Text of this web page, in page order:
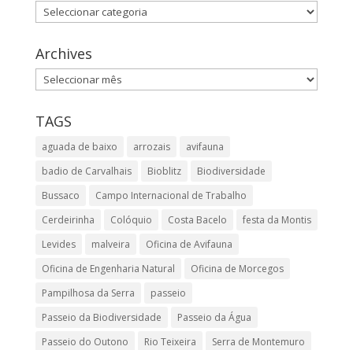
Categories
Archives
Archives
TAGS
aguada de baixo arrozais
avifauna
badio de Carvalhais
Bioblitz
Biodiversidade
Bussaco
Campo Internacional de Trabalho
Cerdeirinha
Colóquio Costa Bacelo
festa da Montis
Levides
malveira
Oficina de Avifauna
Oficina de Engenharia Natural
Oficina de Morcegos
Pampilhosa da Serra
passeio
Passeio da Biodiversidade
Passeio da Água
Passeio do Outono
Rio Teixeira
Serra de Montemuro